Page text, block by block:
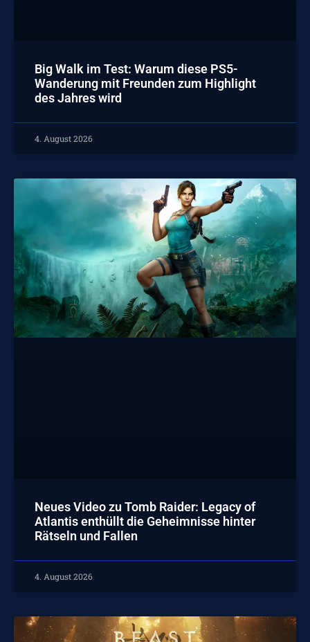
Big Walk im Test: Warum diese PS5-
Wanderung mit Freunden zum Highlight
des Jahres wird
4. August 2026
Neues Video zu Tomb Raider: Legacy of
Atlantis enthüllt die Geheimnisse hinter
Rätseln und Fallen
4. August 2026